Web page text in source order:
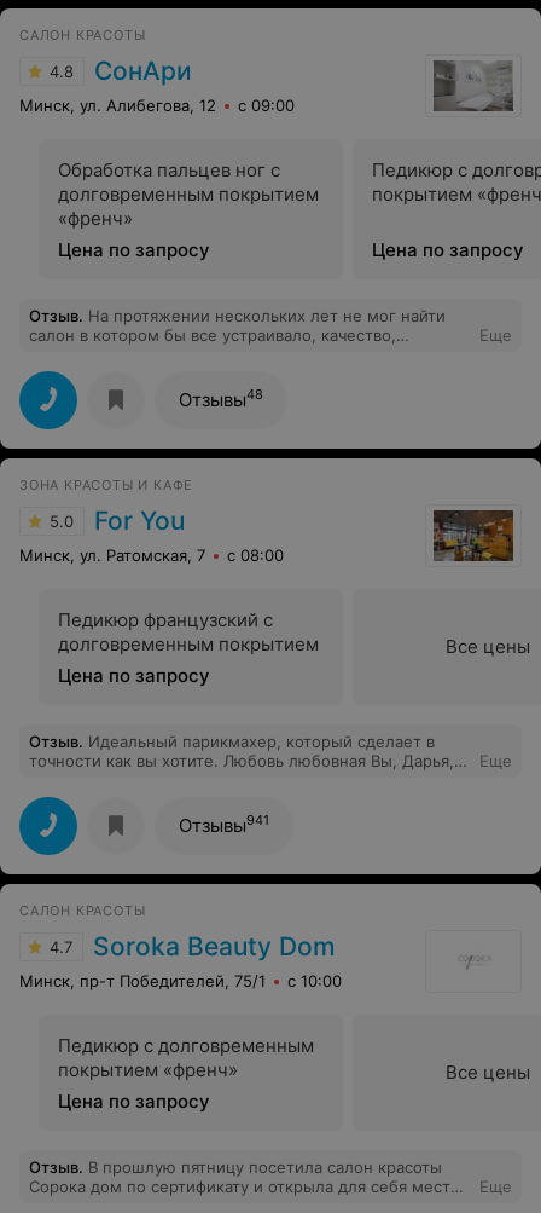
САЛОН КРАСОТЫ
4.8 СонАри
Минск, ул. Алибегова, 12 с 09:00
Обработка пальцев ног с
долговременным покрытием
«френч»
Цена по запросу
Педикюр с
покрытием
Цена по запросу
Отзыв. На протяжении нескольких лет не мог найти
салон в котором бы все устраивало, качество,
СонАри! Спасибо огромное специалистам и
руководству , за правильно постеленную работу и
отношение к клиенту. С уверенность можно
рекомендовать... Успехов Вам и довольных клиентов.
Еще
Отзывы48
ЗОНА КРАСОТЫ И КАФЕ
5.0 For You
Минск, ул. Ратомская, 7 с 08:00
Педикюр французский с
долговременным покрытием
Цена по запросу
Все цены
Отзыв. Идеальный парикмахер, который сделает в
точности как вы хотите. Любовь любовная Вы, Дарья,
Еще
Отзывы941
САЛОН КРАСОТЫ
4.7 Soroka Beauty Dom
Минск, пр-т Победителей, 75/1 с 10:00
Педикюр с долговременным
покрытием «френч»
Цена по запросу
Все цены
Отзыв. В прошлую пятницу посетила салон красоты
Сорока дом по сертификату и открыла для себя место
Еще